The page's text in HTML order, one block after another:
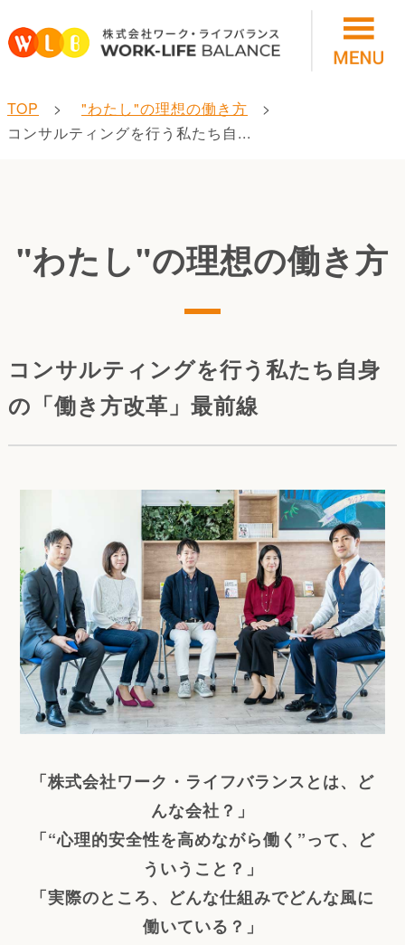
TOP
"わたし"の理想の働き方
コンサルティングを行う私たち自...
"わたし"の理想の働き方
コンサルティングを行う私たち自身
の「働き方改革」最前線
「株式会社ワーク・ライフバランスとは、ど
んな会社？」
「“心理的安全性を高めながら働く”って、ど
ういうこと？」
「実際のところ、どんな仕組みでどんな風に
働いている？」